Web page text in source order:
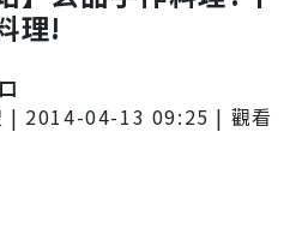
理!
| 2014-04-13 09:25 | 觀看